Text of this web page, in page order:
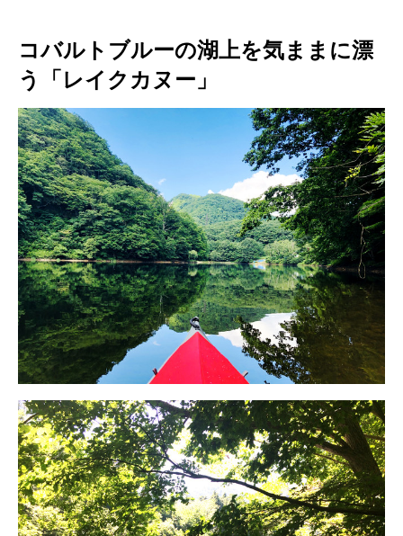
コバルトブルーの湖上を気ままに漂
う「レイクカヌー」